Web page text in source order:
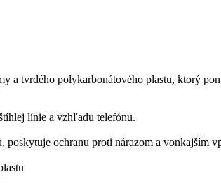
tvrdého polykarbonátového plastu, ktorý
línie a vzhľadu telefónu.
ochranu proti nárazom a vonkajším